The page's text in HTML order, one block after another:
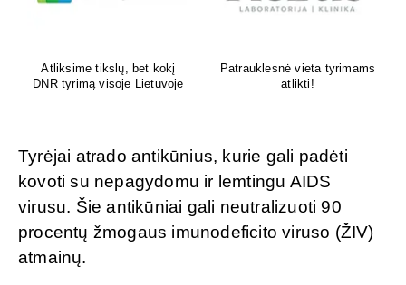
Venų ligų diagnostika,
lazerinis ir chirurginis
Psichoterapeutas
M.G.Maksimalietis
Tyrėjai atrado antikūnius, kurie gali padėti
kovoti su nepagydomu ir lemtingu AIDS
virusu. Šie antikūniai gali neutralizuoti 90
procentų žmogaus imunodeficito viruso (ŽIV)
atmainų.